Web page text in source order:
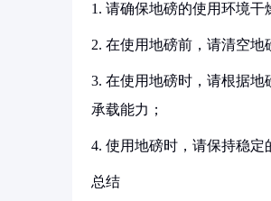
1. 请确保地磅的使用环境干
2. 在使用地磅前，请清空地
3. 在使用地磅时，请根据
承载能力；
4. 使用地磅时，请保持稳定
总结